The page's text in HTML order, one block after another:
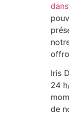
Iris
24
de